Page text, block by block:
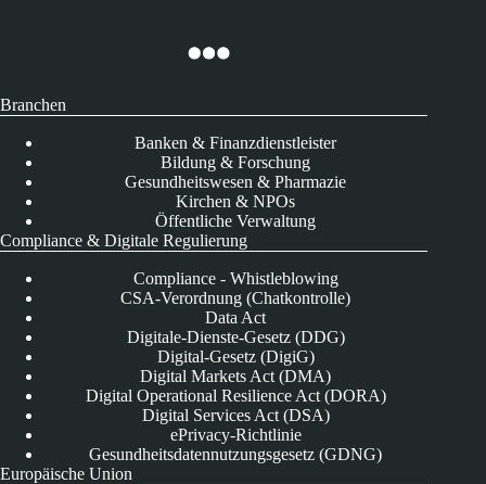
Branchen
Banken & Finanzdienstleister
Bildung & Forschung
Gesundheitswesen & Pharmazie
Kirchen & NPOs
Öffentliche Verwaltung
Compliance & Digitale Regulierung
Compliance - Whistleblowing
CSA-Verordnung (Chatkontrolle)
Data Act
Digitale-Dienste-Gesetz (DDG)
Digital-Gesetz (DigiG)
Digital Markets Act (DMA)
Digital Operational Resilience Act (DORA)
Digital Services Act (DSA)
ePrivacy-Richtlinie
Gesundheitsdatennutzungsgesetz (GDNG)
Europäische Union